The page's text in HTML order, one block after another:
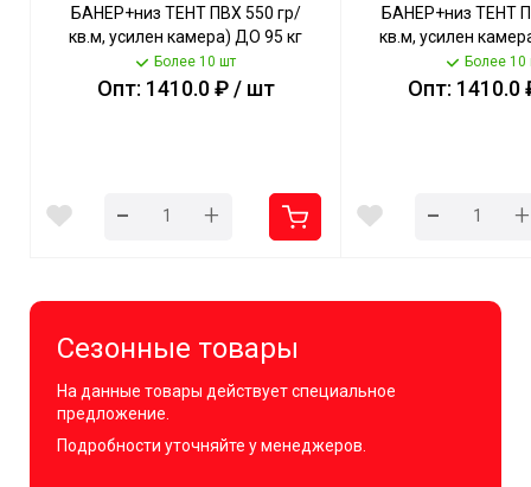
БАНЕР+низ ТЕНТ ПВХ 550 гр/
кв.м, усилен камера) ДО 95 кг
[1]МПС СобПр
Более 10 шт
Опт: 1410.0 ₽ / шт
- +
БАНЕР+низ ТЕНТ
кв.м, усилен
[1]МПС
Более 10
Опт: 1410.0
- +
Сезонные товары
На данные товары действует специальное
предложение.
Подробности уточняйте у менеджеров.